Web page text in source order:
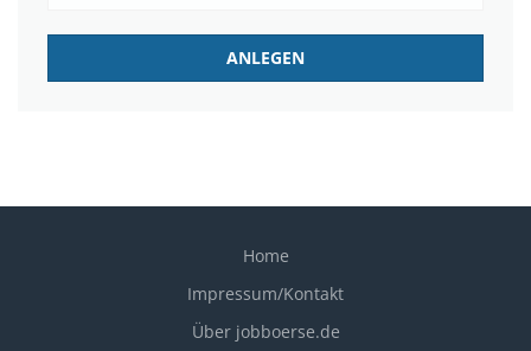
Home
Impressum/Kontakt
Über jobboerse.de